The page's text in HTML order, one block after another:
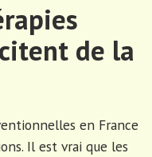
de la
en France
Il est vrai que les